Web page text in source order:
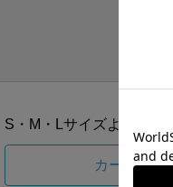
S・M・Lサイズより当店
カートに入